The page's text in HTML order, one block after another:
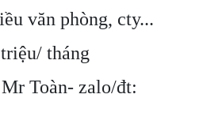
văn phòng, cty...
tháng
Toàn- zalo/đt: